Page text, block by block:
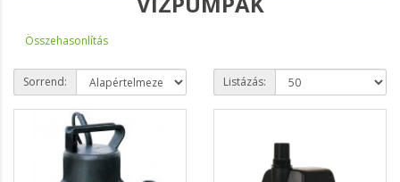
Összehasonlítás
Sorrend: Listázás: